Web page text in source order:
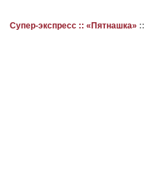
Супер-экспресс :: «Пятнашка» ::